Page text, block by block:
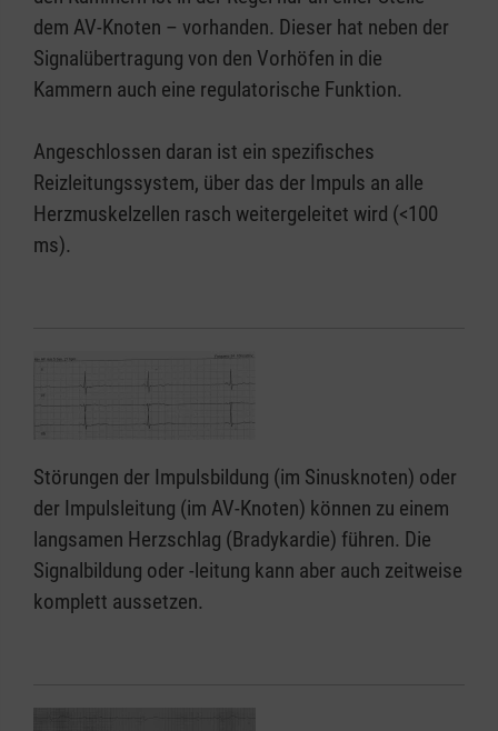
dem AV-Knoten – vorhanden. Dieser hat neben der
Signalübertragung von den Vorhöfen in die
Kammern auch eine regulatorische Funktion.
Angeschlossen daran ist ein spezifisches
Reizleitungssystem, über das der Impuls an alle
Herzmuskelzellen rasch weitergeleitet wird (<100
ms).
Störungen der Impulsbildung (im Sinusknoten) oder
der Impulsleitung (im AV-Knoten) können zu einem
langsamen Herzschlag (Bradykardie) führen. Die
Signalbildung oder -leitung kann aber auch zeitweise
komplett aussetzen.